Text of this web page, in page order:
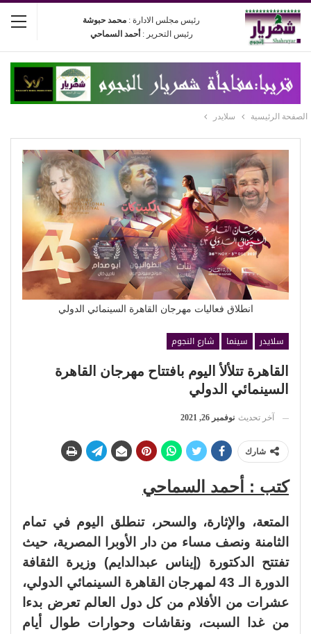
رئيس مجلس الادارة : محمد حبوشة
رئيس التحرير : أحمد السماحي
الصفحة الرئيسية سلايدر
انطلاق فعاليات مهرجان القاهرة السينمائي الدولي
سلايدر سينما
شارع النجوم
القاهرة تتلألأ اليوم بافتتاح مهرجان القاهرة
السينمائي الدولي
آخر تحديث نوفمبر 26, 2021
شارك
كتب : أحمد السماحي
المتعة، والإثارة، والسحر، تنطلق اليوم في تمام
الثامنة ونصف مساء من دار الأوبرا المصرية، حيث
تفتتح الدكتورة (إيناس عبدالدايم) وزيرة الثقافة
الدورة الـ 43 لمهرجان القاهرة السينمائي الدولي،
عشرات من الأفلام من كل دول العالم تعرض بدءا
من غدا السبت، ونقاشات وحوارات طوال أيام